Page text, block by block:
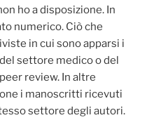
ho a disposizione. In
numerico. Ciò che
in cui sono apparsi i
settore medico o del
review. In altre
i manoscritti ricevuti
settore degli autori.